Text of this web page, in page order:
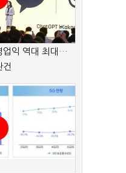
업익 역대 최대…
건